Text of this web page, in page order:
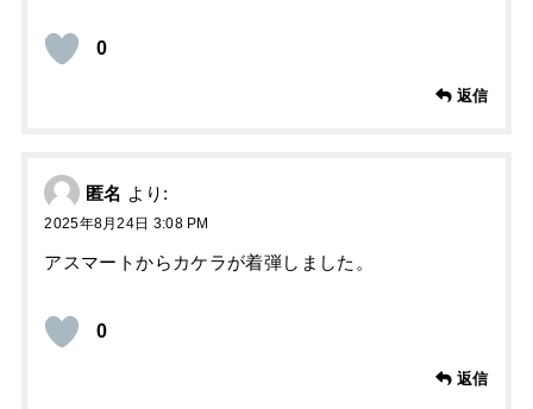
0
返信
匿名 より:
2025年8月24日 3:08 PM
アスマートからカケラが着弾しました。
0
返信